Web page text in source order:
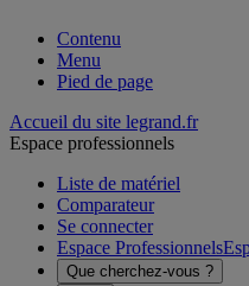
Contenu
Menu
Pied de page
Accueil du site legrand.fr
Espace professionnels
Liste de matériel
Comparateur
Se connecter
Espace Professionnels
Que cherchez-vous ?